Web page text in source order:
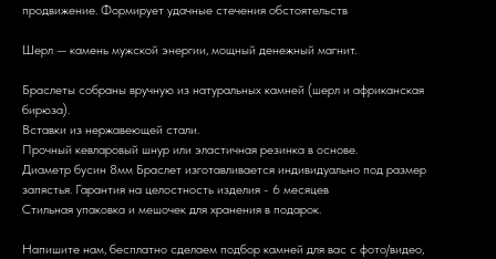
продвижение. Формирует удачные стечения обстоятельств
Шерл — камень мужской энергии, мощный денежный магнит.
Браслеты собраны вручную из натуральных камней (шерл и африканская
бирюза).
Вставки из нержавеющей стали.
Прочный кевларовый шнур или эластичная резинка в основе.
Диаметр бусин 8мм Браслет изготавливается индивидуально под размер
запястья. Гарантия на целостность изделия - 6 месяцев
Стильная упаковка и мешочек для хранения в подарок.
Напишите нам, бесплатно сделаем подбор камней для вас с фото/видео,